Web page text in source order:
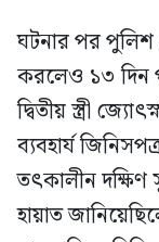
ঘটনার পর পুলিশ
করলেও ১৩ দিন
দ্বিতীয় স্ত্রী
ব্যবহার্য
তৎকালীন
হায়াত